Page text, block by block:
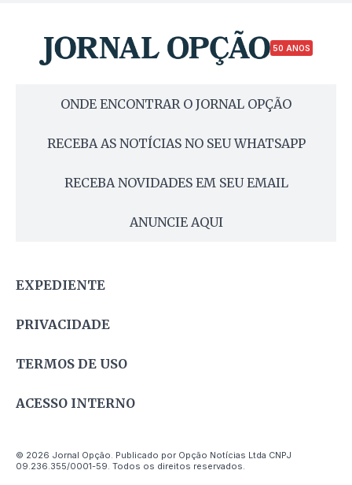
50 ANOS
ONDE ENCONTRAR O JORNAL OPÇÃO
RECEBA AS NOTÍCIAS NO SEU WHATSAPP
RECEBA NOVIDADES EM SEU EMAIL
ANUNCIE AQUI
EXPEDIENTE
PRIVACIDADE
TERMOS DE USO
ACESSO INTERNO
© 2026 Jornal Opção. Publicado por Opção Notícias Ltda CNPJ
09.236.355/0001-59. Todos os direitos reservados.